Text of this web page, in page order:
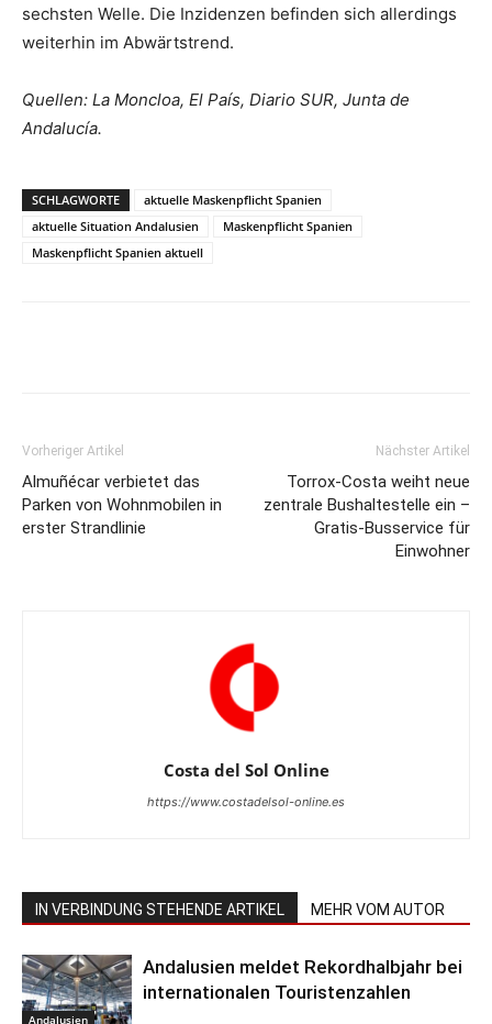
sechsten Welle. Die Inzidenzen befinden sich allerdings
weiterhin im Abwärtstrend.
Quellen: La Moncloa, El País, Diario SUR, Junta de
Andalucía.
SCHLAGWORTE
aktuelle Maskenpflicht Spanien
aktuelle Situation Andalusien
Maskenpflicht Spanien
Maskenpflicht Spanien aktuell
Vorheriger Artikel
Almuñécar verbietet das
Parken von Wohnmobilen in
erster Strandlinie
Nächster Artikel
Torrox-Costa weiht neue
zentrale Bushaltestelle ein –
Gratis-Busservice für
Einwohner
Costa del Sol Online
https://www.costadelsol-online.es
IN VERBINDUNG STEHENDE ARTIKEL MEHR VOM AUTOR
Andalusien
Andalusien meldet Rekordhalbjahr bei
internationalen Touristenzahlen